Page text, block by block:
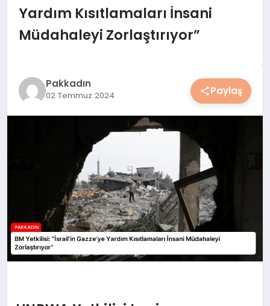
SPOR & FITNESS
YEMEK
HESAPLAMALAR
Yardım Kısıtlamaları İnsani
Müdahaleyi Zorlaştırıyor”
Pakkadın
02 Temmuz 2024 Paylaş